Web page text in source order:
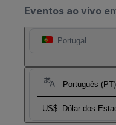
Eventos ao vivo
Portugal
Português (PT)
US$ Dólar dos